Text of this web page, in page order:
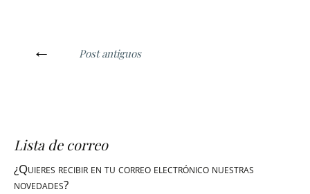
← Post antiguos
Lista de correo
¿Quieres recibir en tu correo electrónico nuestras
novedades?